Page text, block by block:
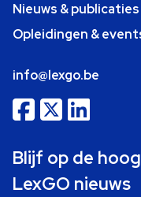
Nieuws & publicaties
Opleidingen &
info@lexgo.be
Blijf op de
LexGO nieuws